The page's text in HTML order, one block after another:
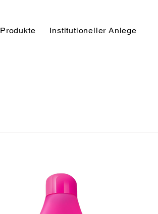
Produkte Institutioneller Anleger